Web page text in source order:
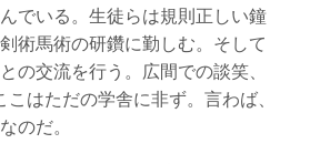
でいる。生徒らは規則正しい鐘
術馬術の研鑽に勤しむ。そして
の交流を行う。広間での談笑、
はただの学舎に非ず。言わば、
のだ。